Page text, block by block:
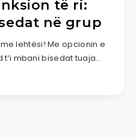
të ri:
në grup
lehtësi! Me opcionin e
t’i mbani bisedat tuaja…